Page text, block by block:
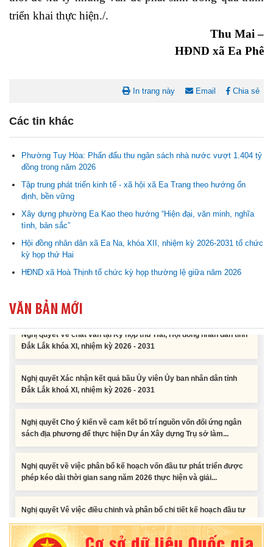
triển khai thực hiện./.
Thu Mai –
HĐND xã Ea Phê
In trang này Email Chia sẻ
Các tin khác
Phường Tuy Hòa: Phấn đấu thu ngân sách nhà nước vượt 1.404 tỷ
đồng trong năm 2026
Tập trung phát triển kinh tế - xã hội xã Ea Trang theo hướng ổn
định, bền vững
Xây dựng phường Ea Kao theo hướng “Hiện đại, văn minh, nghĩa
tình, bản sắc”
Hội đồng nhân dân xã Ea Na, khóa XII, nhiệm kỳ 2026-2031 tổ chức
kỳ họp thứ Hai
HĐND xã Hoà Thịnh tổ chức kỳ họp thường lệ giữa năm 2026
VĂN BẢN MỚI
Nghị quyết Cho ý kiến về cam kết bố trí nguồn vốn đối ứng ngân
sách địa phương để thực hiện Dự án Xây dựng Trụ sở làm...
Nghị quyết về việc phân bổ kế hoạch vốn đầu tư phát triển được
Nghị quyết Vê việc điều chinh và phân bổ chi tiết kế hoạch đầu tư
công năm 2026 nguồn vốn ngân sách địa phương (đợt 2)
Nghị quyết Về chất vấn tại Kỳ họp thứ Hai, Hội đồng nhân dân tỉnh
Nghị quyết Về chất vấn tại Kỳ họp thứ Hai, Hội đồng nhân dân tỉnh
Đắk Lắk khóa XI, nhiệm kỳ 2026 - 2031